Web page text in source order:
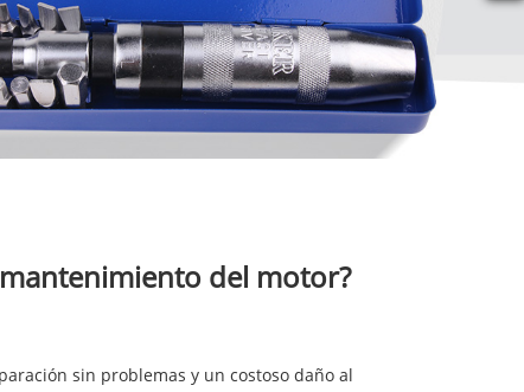
del motor?
sin problemas y un costoso daño al